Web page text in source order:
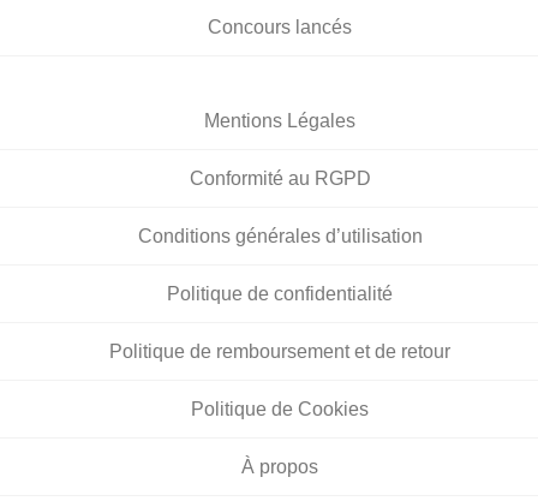
Concours lancés
Mentions Légales
Conformité au RGPD
Conditions générales d’utilisation
Politique de confidentialité
Politique de remboursement et de retour
Politique de Cookies
À propos